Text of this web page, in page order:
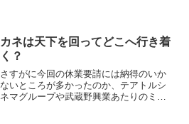
カネは天下を回ってどこへ行き着
く？
さすがに今回の休業要請には納得のいか
ないところが多かったのか、テアトルシ
ネマグループや武蔵野興業あたりのミニ